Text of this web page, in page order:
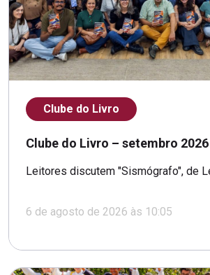
Clube do Livro
Clube do Livro – setembro 2026
Leitores discutem "Sismógrafo", de
6 de agosto de 2026 às 10:05